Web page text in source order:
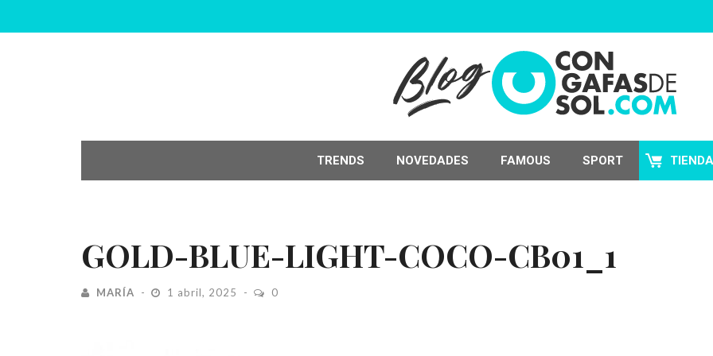
TRENDS NOVEDADES FAMOUS SPORT TIENDA
GOLD-BLUE-LIGHT-COCO-CB01_1
MARÍA 1 abril, 2025 0